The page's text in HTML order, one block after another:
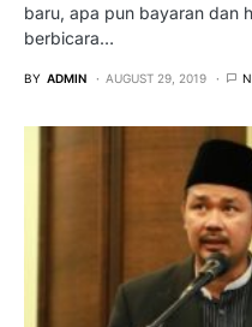
baru, apa pun bayaran dan
berbicara…
BY ADMIN AUGUST 29, 2019